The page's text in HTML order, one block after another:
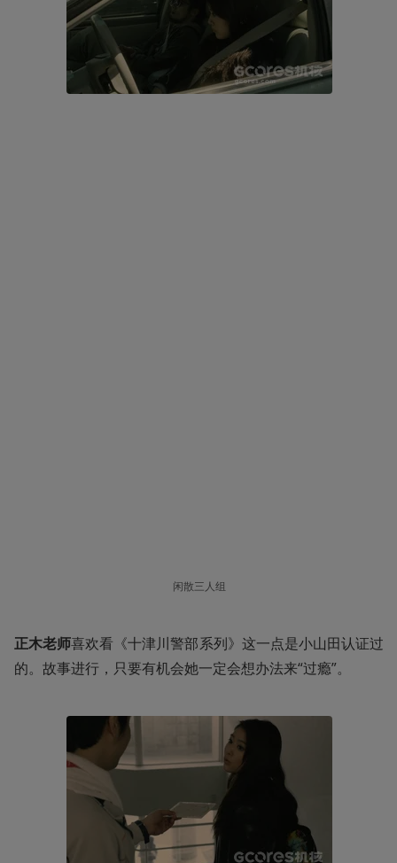
闲散三人组
正木老师喜欢看《十津川警部系列》这一点是小山田认证过
的。故事进行，只要有机会她一定会想办法来“过瘾”。